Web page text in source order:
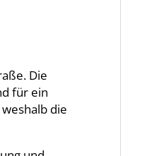
Die
für ein
die